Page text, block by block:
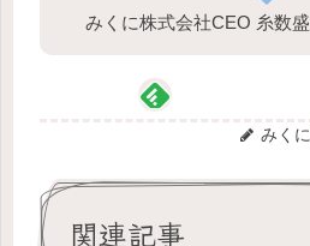
みくに株式会社CEO 糸数
みく
関連記事